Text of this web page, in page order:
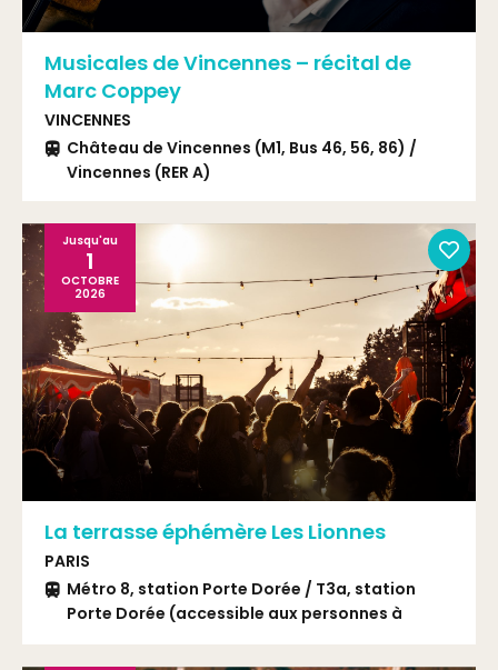
Musicales de Vincennes – récital de
Marc Coppey
VINCENNES
Château de Vincennes (M1, Bus 46, 56, 86) /
Vincennes (RER A)
Jusqu'au
1
OCTOBRE
2026
La terrasse éphémère Les Lionnes
PARIS
Métro 8, station Porte Dorée / T3a, station
Porte Dorée (accessible aux personnes à
Dorée / PAM : à l’angle de la place Édouard